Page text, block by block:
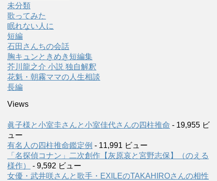
未分類
歌ってみた
眠れない人に
短編
石田さんちの会話
胸キュンときめき短編集
芥川龍之介 小説 独自解釈
花魁・朝霧ママの人生相談
長編
Views
眞子様と小室圭さんと小室佳代さんの四柱推命 - 19,955 ビ
ュー
有名人の四柱推命鑑定例 - 11,991 ビュー
「名探偵コナン」二次創作【灰原哀と宮野志保】（のえる
様作）
- 9,592 ビュー
女優・武井咲さんと歌手・EXILEのTAKAHIROさんの相性